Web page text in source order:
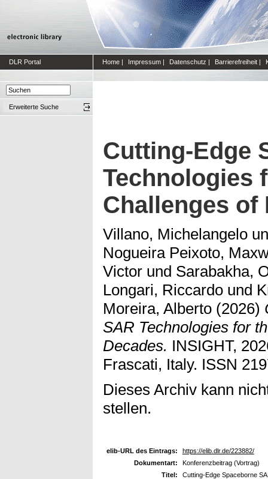
DLR Portal Home | Impressum | Datenschutz | Barrierefreiheit |
Erweiterte Suche
Cutting-Edge
Technologies
Challenges of
Villano, Michelangelo
Nogueira Peixoto,
Victor und Sarabakha,
Longari, Riccardo und
Moreira, Alberto (2026)
SAR Technologies for
Decades. INSIGHT,
Frascati, Italy. ISSN
Dieses Archiv kann
stellen.
elib-URL des Eintrags:
https://elib.dlr.de/223882/
Dokumentart:
Konferenzbeitrag (Vortrag)
Titel:
Cutting-Edge Spaceborne